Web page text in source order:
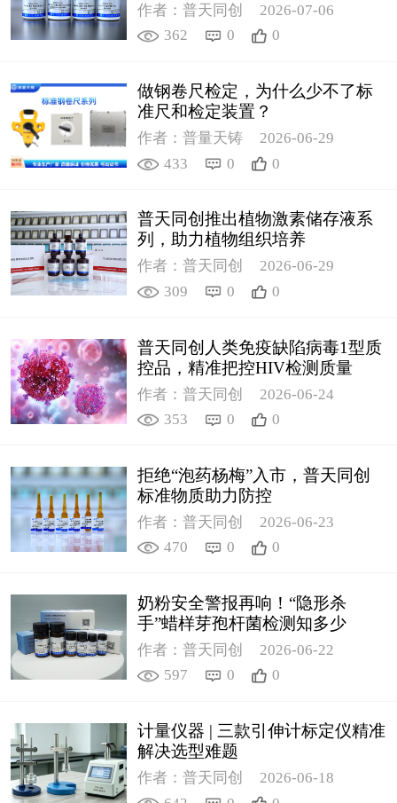
作者：普天同创
2026-07-06
362
0 0
做钢卷尺检定，为什么少不了标
准尺和检定装置？
作者：普量天铸
2026-06-29
433
0 0
普天同创推出植物激素储存液系
列，助力植物组织培养
作者：普天同创
2026-06-29
309
0 0
普天同创人类免疫缺陷病毒1型质
控品，精准把控HIV检测质量
作者：普天同创
2026-06-24
353
0 0
拒绝“泡药杨梅”入市，普天同创
标准物质助力防控
作者：普天同创
2026-06-23
470
0 0
奶粉安全警报再响！“隐形杀
手”蜡样芽孢杆菌检测知多少
作者：普天同创
2026-06-22
597
0 0
计量仪器 | 三款引伸计标定仪精准
解决选型难题
作者：普天同创
2026-06-18